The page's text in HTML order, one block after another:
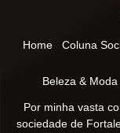
Home Coluna
Beleza & Moda
Por minha vasta
sociedade de